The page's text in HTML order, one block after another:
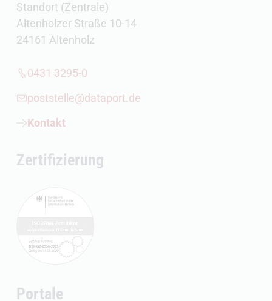
Standort (Zentrale)
Altenholzer Straße 10-14
24161 Altenholz
0431 3295-0
poststelle@dataport.de
Kontakt
Zertifizierung
Portale